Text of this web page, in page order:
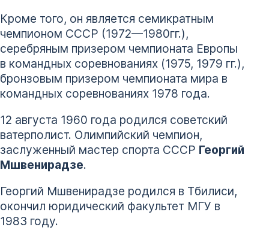
Кроме того, он является семикратным
чемпионом СССР (1972—1980гг.),
серебряным призером чемпионата Европы
в командных соревнованиях (1975, 1979 гг.),
бронзовым призером чемпионата мира в
командных соревнованиях 1978 года.
12 августа 1960 года родился советский
ватерполист. Олимпийский чемпион,
заслуженный мастер спорта СССР Георгий
Мшвенирадзе.
Георгий Мшвенирадзе родился в Тбилиси,
окончил юридический факультет МГУ в
1983 году.